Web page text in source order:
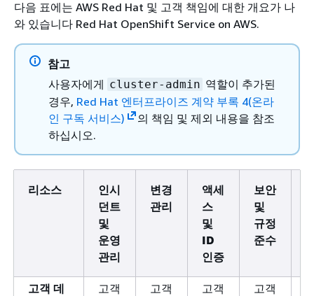
다음 표에는 AWS Red Hat 및 고객 책임에 대한 개요가 나
와 있습니다 Red Hat OpenShift Service on AWS.
참고
사용자에게 cluster-admin 역할이 추가된
경우, Red Hat 엔터프라이즈 계약 부록 4(온라
인 구독 서비스)
의 책임 및 제외 내용을 참조
하십시오.
리소스
인시
던트
및
운영
관리
변경
관리
액세
스
및
ID
인증
보안
및
규정
준수
고객 데
고객 고객 고객 고객